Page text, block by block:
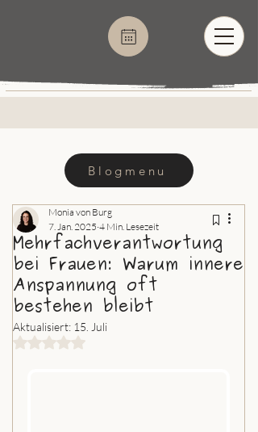
Blogmenu
Mehrfachverantwortung
bei Frauen: Warum innere
Anspannung oft
bestehen bleibt
Monia von Burg
7. Jan. 2025 4 Min. Lesezeit
Aktualisiert: 15. Juli
Mit NaN von 5 Sternen bewertet.